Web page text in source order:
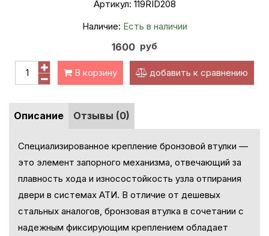
Артикул: 119RID208
Наличие: Есть в наличии
1600 руб
В корзину добавить к сравнению
Описание Отзывы (0)
Специализированное крепление бронзовой втулки —
это элемент запорного механизма, отвечающий за
плавность хода и износостойкость узла отпирания
двери в системах АТИ. В отличие от дешевых
стальных аналогов, бронзовая втулка в сочетании с
надежным фиксирующим креплением обладает